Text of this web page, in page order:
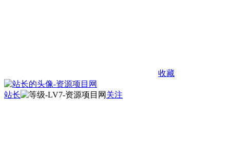
收藏
站长 关注